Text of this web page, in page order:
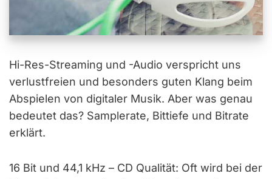
Hi-Res-Streaming und -Audio verspricht uns
verlustfreien und besonders guten Klang beim
Abspielen von digitaler Musik. Aber was genau
bedeutet das? Samplerate, Bittiefe und Bitrate
erklärt.
16 Bit und 44,1 kHz – CD Qualität: Oft wird bei der